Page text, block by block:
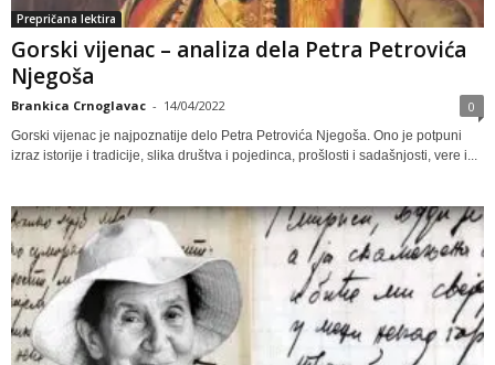
Prepričana lektira
Gorski vijenac – analiza dela Petra Petrovića
Njegoša
Brankica Crnoglavac - 14/04/2022 0
Gorski vijenac je najpoznatije delo Petra Petrovića Njegoša. Ono je potpuni
izraz istorije i tradicije, slika društva i pojedinca, prošlosti i sadašnjosti, vere i...